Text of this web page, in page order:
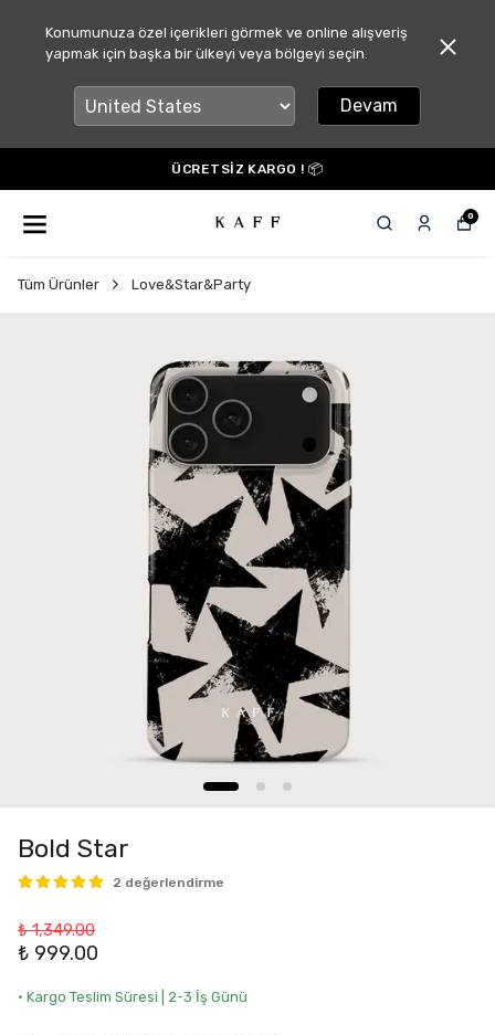
Konumunuza özel içerikleri görmek ve online alışveriş
yapmak için başka bir ülkeyi veya bölgeyi seçin.
Devam
ÜCRETSİZ KARGO ! 📦
0
Tüm Ürünler Love&Star&Party
Bold Star
2 değerlendirme
₺ 1,349.00
₺ 999.00
• Kargo Teslim Süresi | 2-3 İş Günü